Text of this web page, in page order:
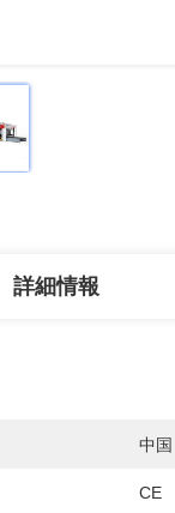
詳細情報
中国
CE